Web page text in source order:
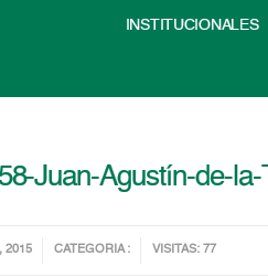
INSTITUCIONALES
Juan-Agustín-de-
2015 CATEGORIA : VISITAS: 77